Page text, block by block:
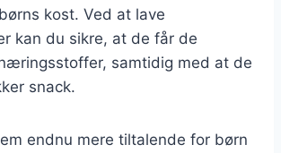
kost. Ved at lave
kan du sikre, at de får de
samtidig med at de
snack.
endnu mere tiltalende for børn